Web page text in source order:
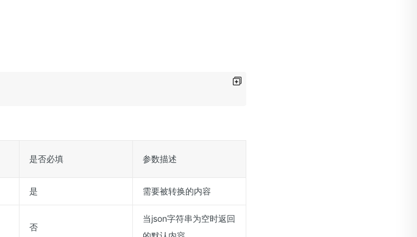
是否必填 参数描述
是 需要被转换的内容
否
当json字符串为空时返回